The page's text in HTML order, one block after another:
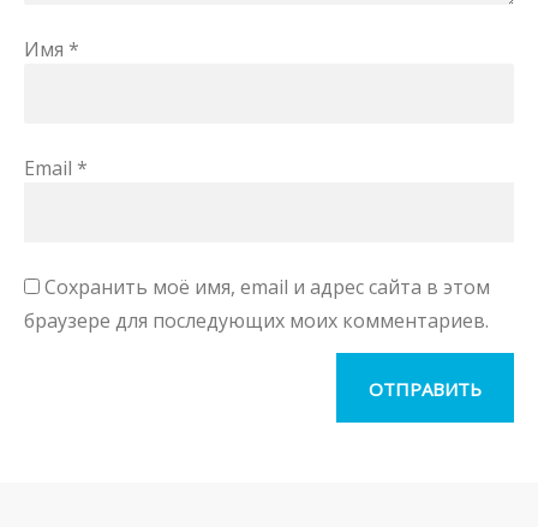
Имя *
Email *
Сохранить моё имя, email и адрес сайта в этом
браузере для последующих моих комментариев.